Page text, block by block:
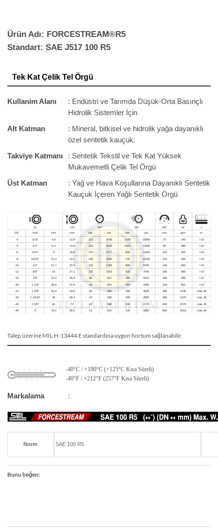
Ürün Adı: FORCESTREAM®R5
Standart: SAE J517 100 R5
Tek Kat Çelik Tel Örgü
Kullanim Alanı
: Endüstri ve Tarımda Düşük-Orta Basınçlı
Hidrolik Sistemler İçin
Alt Katman
: Mineral, bitkisel ve hidrolik yağa dayanıklı
özel sentetik kauçuk.
Takviye Katmanı
: Sentetik Tekstil ve Tek Kat Yüksek
Mukavemetli Çelik Tel Örgü
Üst Katman
: Yağ ve Hava Koşullarına Dayanıklı Sentetik
Kauçuk İçeren Yağlı Sentetik Örgü
Talep üzerine MIL-H-13444 E standardına uygun hortum sağlanabilir.
-40°C / +100°C (+125°C Kısa Süreli)
-40°F / +212°F (257°F Kısa Süreli)
Markalama :
Norm SAE 100 R5
Bunu beğen: